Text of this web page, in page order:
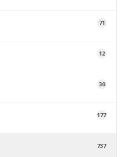
71
12
30
177
737